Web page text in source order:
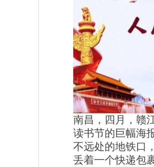
南昌，四月，赣
读书节的巨幅海
不远处的地铁口
丢着一个快递包